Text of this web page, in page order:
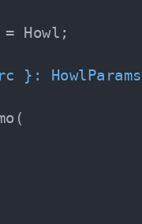
}: HowlParams